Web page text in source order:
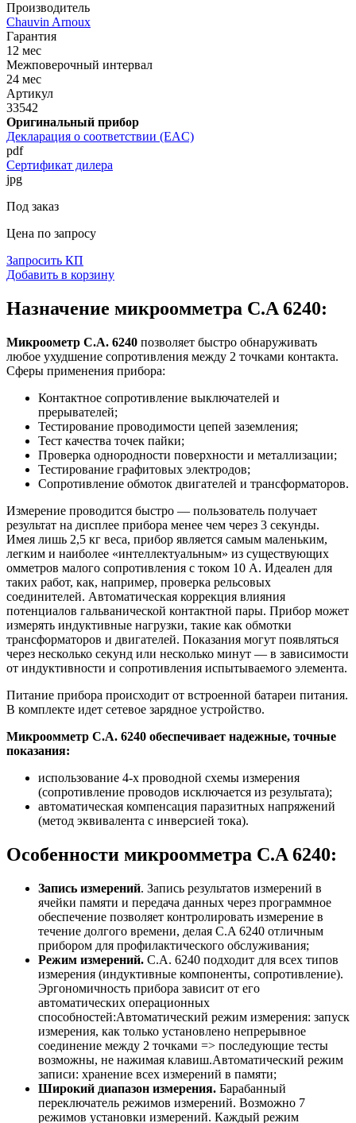
Производитель
Chauvin Arnoux
Гарантия
12 мес
Межповерочный интервал
24 мес
Артикул
33542
Оригинальный прибор
Декларация о соответствии (EAC)
pdf
Сертификат дилера
jpg
Под заказ
Цена по запросу
Запросить КП
Добавить в корзину
Назначение микроомметра C.A 6240:
Микроометр C.A. 6240 позволяет быстро обнаруживать
любое ухудшение сопротивления между 2 точками контакта.
Сферы применения прибора:
Контактное сопротивление выключателей и
прерывателей;
Тестирование проводимости цепей заземления;
Тест качества точек пайки;
Проверка однородности поверхности и металлизации;
Тестирование графитовых электродов;
Сопротивление обмоток двигателей и трансформаторов.
Измерение проводится быстро — пользователь получает
результат на дисплее прибора менее чем через 3 секунды.
Имея лишь 2,5 кг веса, прибор является самым маленьким,
легким и наиболее «интеллектуальным» из существующих
омметров малого сопротивления с током 10 А. Идеален для
таких работ, как, например, проверка рельсовых
соединителей. Автоматическая коррекция влияния
потенциалов гальванической контактной пары. Прибор может
измерять индуктивные нагрузки, такие как обмотки
трансформаторов и двигателей. Показания могут появляться
через несколько секунд или несколько минут — в зависимости
от индуктивности и сопротивления испытываемого элемента.
Питание прибора происходит от встроенной батареи питания.
В комплекте идет сетевое зарядное устройство.
Микроомметр C.A. 6240 обеспечивает надежные, точные
показания:
использование 4-х проводной схемы измерения
(сопротивление проводов исключается из результата);
автоматическая компенсация паразитных напряжений
(метод эквивалента с инверсией тока).
Особенности микроомметра C.A 6240:
Запись измерений. Запись результатов измерений в
ячейки памяти и передача данных через программное
обеспечение позволяет контролировать измерение в
течение долгого времени, делая C.A 6240 отличным
прибором для профилактического обслуживания;
Режим измерений. C.A. 6240 подходит для всех типов
измерения (индуктивные компоненты, сопротивление).
Эргономичность прибора зависит от его
автоматических операционных
способностей:Автоматический режим измерения: запуск
измерения, как только установлено непрерывное
соединение между 2 точками => последующие тесты
возможны, не нажимая клавиш.Автоматический режим
записи: хранение всех измерений в памяти;
Широкий диапазон измерения. Барабанный
переключатель режимов измерений. Возможно 7
режимов установки измерений. Каждый режим